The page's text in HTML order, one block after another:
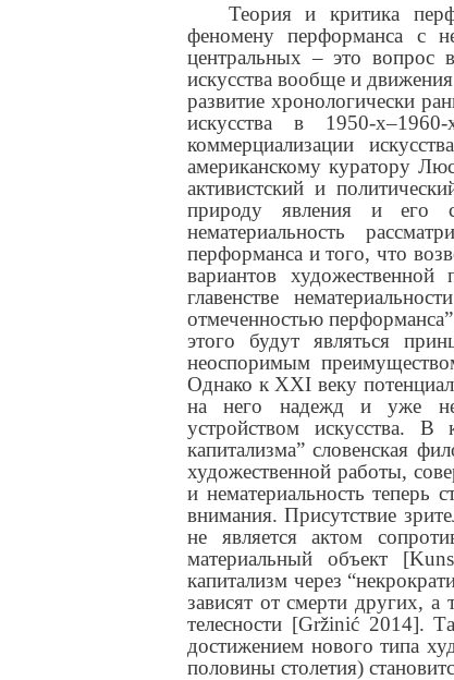
Теория и критика
феномену перформанса с
центральных – это вопрос
искусства вообще и
развитие хронологически
искусства в 1950-
коммерциализации
американскому куратору
активистский и
природу явления и его
нематериальность
перформанса и того, что
вариантов
главенстве
отмеченностью
этого будут являться
неоспоримым
Однако к XXI веку
на него надежд и уже не
устройством искусства.
капитализма” словенская
художественной работы,
и нематериальность теперь
внимания. Присутствие
не является актом
материальный объект
капитализм через
зависят от смерти других, а
телесности [Gržinić 2014].
достижением нового типа
половины столетия)